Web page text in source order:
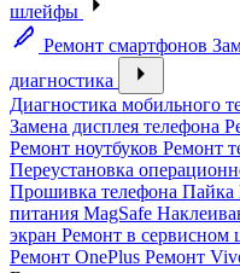
шлейфы
Ремонт смартфонов
диагностика
Диагностика мобильного
Замена дисплея телефона
Ремонт ноутбуков Ремонт
Переустановка
Прошивка телефона Пайка
питания MagSafe
экран Ремонт в сервисном
Ремонт OnePlus Ремонт